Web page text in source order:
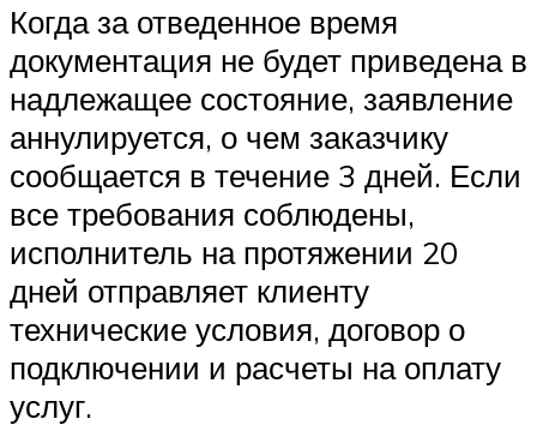
Когда за отведенное время
документация не будет приведена в
надлежащее состояние, заявление
аннулируется, о чем заказчику
сообщается в течение 3 дней. Если
все требования соблюдены,
исполнитель на протяжении 20
дней отправляет клиенту
технические условия, договор о
подключении и расчеты на оплату
услуг.